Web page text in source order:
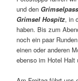
und den Grimselpass
Grimsel Hospitz, in
haben. Bis zum
noch ein paar
einen oder anderen
ebenso im Hotel